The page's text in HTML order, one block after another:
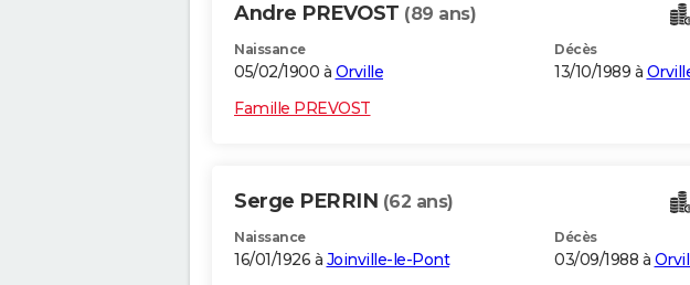
Andre PREVOST (89 ans)
Naissance
05/02/1900 à Orville
Décès
13/10/1989 à
Famille PREVOST
Serge PERRIN (62 ans)
Naissance
16/01/1926 à Joinville-le-Pont
Décès
03/09/1988 à